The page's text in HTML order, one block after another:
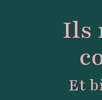
Ils
Et